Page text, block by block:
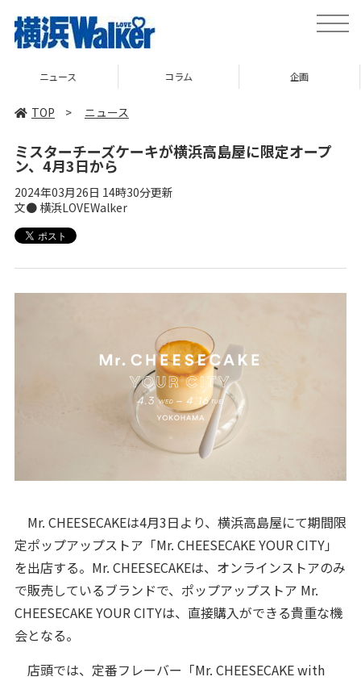
toggle
コラム 企画 TOP
TOP > ニュース
ミスターチーズケーキが横浜高島屋に限定オープ
ン、4月3日から
2024年03月26日 14時30分更新
文● 横浜LOVEWalker
Mr. CHEESECAKEは4月3日より、横浜高島屋にて期間限
定ポップアップストア「Mr. CHEESECAKE YOUR CITY」
を出店する。Mr. CHEESECAKEは、オンラインストアのみ
で販売しているブランドで、ポップアップストア Mr.
CHEESECAKE YOUR CITYは、直接購入ができる貴重な機
会となる。
店頭では、定番フレーバー「Mr. CHEESECAKE with